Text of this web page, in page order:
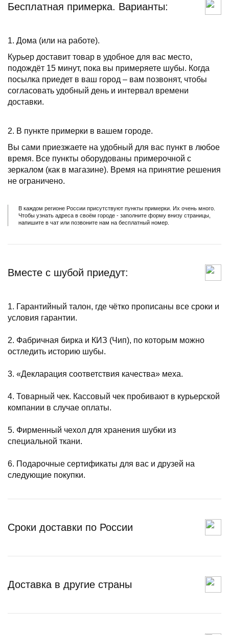
Бесплатная примерка. Варианты:
1. Дома (или на работе).
Курьер доставит товар в удобное для вас место,
подождёт 15 минут, пока вы примеряете шубы. Когда
посылка приедет в ваш город – вам позвонят, чтобы
согласовать удобный день и интервал времени
доставки.
2. В пункте примерки в вашем городе.
Вы сами приезжаете на удобный для вас пункт в любое
время. Все пункты оборудованы примерочной с
зеркалом (как в магазине). Время на принятие решения
не ограничено.
В каждом регионе России присутствуют пункты примерки. Их очень много.
Чтобы узнать адреса в своём городе - заполните форму внизу страницы,
напишите в чат или позвоните нам на бесплатный номер.
Вместе с шубой приедут:
1. Гарантийный талон, где чётко прописаны все сроки и
условия гарантии.
2. Фабричная бирка и КИЗ (Чип), по которым можно
остледить историю шубы.
3. «Декларация соответствия качества» меха.
4. Товарный чек. Кассовый чек пробивают в курьерской
компании в случае оплаты.
5. Фирменный чехол для хранения шубки из
специальной ткани.
6. Подарочные сертификаты для вас и друзей на
следующие покупки.
Сроки доставки по России
Доставка в другие страны